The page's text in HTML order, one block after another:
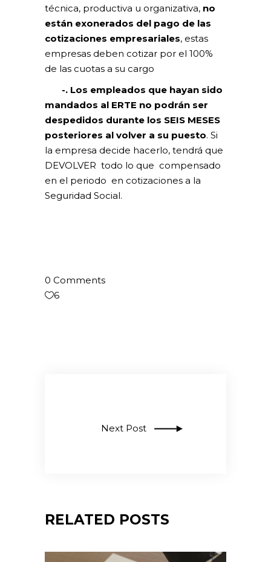
técnica, productiva u organizativa, no
están exonerados del pago de las
cotizaciones empresariales, estas
empresas deben cotizar por el 100%
de las cuotas a su cargo
-. Los empleados que hayan sido
mandados al ERTE no podrán ser
despedidos durante los SEIS MESES
posteriores al volver a su puesto. Si
la empresa decide hacerlo, tendrá que
DEVOLVER todo lo que compensado
en el periodo en cotizaciones a la
Seguridad Social.
0 Comments
6
Next Post
RELATED POSTS